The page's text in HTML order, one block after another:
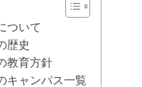
ついて
歴史
教育方針
キャンパス一覧